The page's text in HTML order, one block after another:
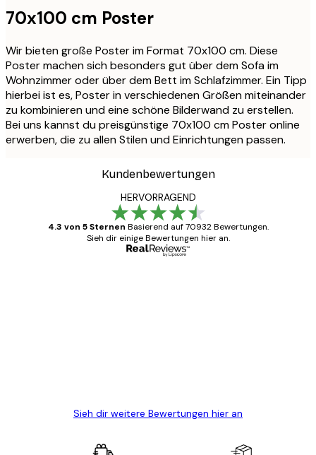
70x100 cm Poster
Wir bieten große Poster im Format 70x100 cm. Diese
Poster machen sich besonders gut über dem Sofa im
Wohnzimmer oder über dem Bett im Schlafzimmer. Ein Tipp
hierbei ist es, Poster in verschiedenen Größen miteinander
zu kombinieren und eine schöne Bilderwand zu erstellen.
Bei uns kannst du preisgünstige 70x100 cm Poster online
erwerben, die zu allen Stilen und Einrichtungen passen.
Kundenbewertungen
HERVORRAGEND
4.3 von 5 Sternen Basierend auf 70932 Bewertungen.
Sieh dir einige Bewertungen hier an.
Sieh dir weitere Bewertungen hier an